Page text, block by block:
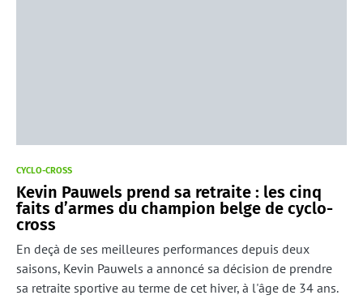
CYCLO-CROSS
Kevin Pauwels prend sa retraite : les cinq
faits d’armes du champion belge de cyclo-
cross
En deçà de ses meilleures performances depuis deux
saisons, Kevin Pauwels a annoncé sa décision de prendre
sa retraite sportive au terme de cet hiver, à l'âge de 34 ans.